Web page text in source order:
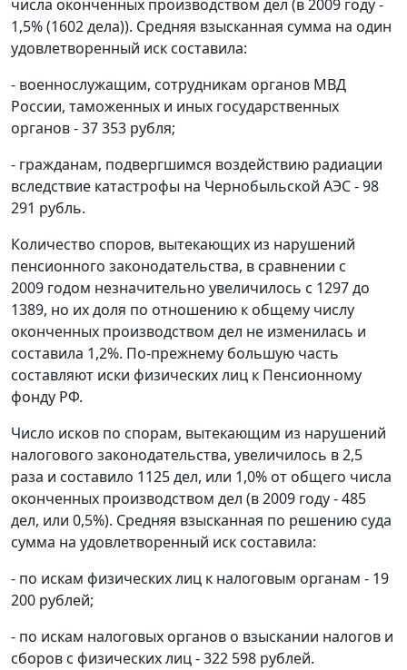
числа оконченных производством дел (в 2009 году -
1,5% (1602 дела)). Средняя взысканная сумма на один
удовлетворенный иск составила:
- военнослужащим, сотрудникам органов МВД
России, таможенных и иных государственных
органов - 37 353 рубля;
- гражданам, подвергшимся воздействию радиации
вследствие катастрофы на Чернобыльской АЭС - 98
291 рубль.
Количество споров, вытекающих из нарушений
пенсионного законодательства, в сравнении с
2009 годом незначительно увеличилось с 1297 до
1389, но их доля по отношению к общему числу
оконченных производством дел не изменилась и
составила 1,2%. По-прежнему большую часть
составляют иски физических лиц к Пенсионному
фонду РФ.
Число исков по спорам, вытекающим из нарушений
налогового законодательства, увеличилось в 2,5
раза и составило 1125 дел, или 1,0% от общего числа
оконченных производством дел (в 2009 году - 485
дел, или 0,5%). Средняя взысканная по решению суда
сумма на удовлетворенный иск составила:
- по искам физических лиц к налоговым органам - 19
200 рублей;
- по искам налоговых органов о взыскании налогов и
сборов с физических лиц - 322 598 рублей.